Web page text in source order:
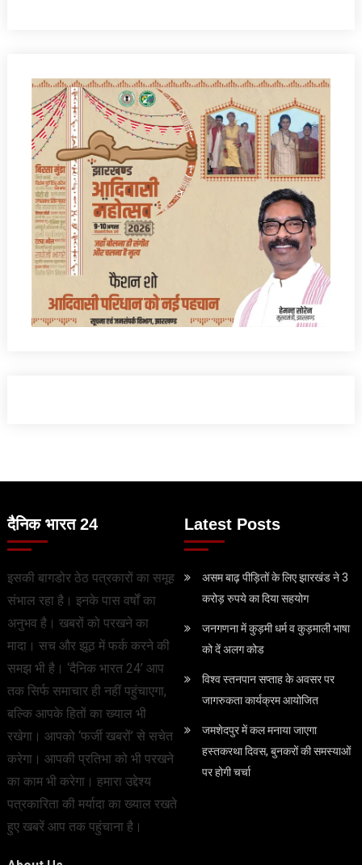
दैनिक भारत 24
इसकी बागडोर ठेठ पत्रकारों का समूह
संभाल रहा है। इनके पास वर्षों का
अनुभव है। खबरों को परखने का
मादा। सच और झूठ में फर्क करने की
समझ भी है। ‘दैनिक भारत 24’ आप
तक सिर्फ समाचार ही नहीं पहुंचाएगा,
बल्कि आपके हितों का ख्याल भी
रखेगा। आपको ‘फर्जी खबरों’ से सचेत
करेगा। आपकी प्रतिभा को भी परखने
का काम भी करेगा। हमारा उद्देश्य
पत्रकारिता की मर्यादा का ख्याल रखते
हुए खबरें आप तक पहुंचाना है।
Latest Posts
असम बाढ़ पीड़ितों के लिए झारखंड ने 3
करोड़ रुपये का दिया सहयोग
जनगणना में कुड़मी धर्म व कुड़माली भाषा
को दें अलग कोड
विश्व स्तनपान सप्ताह के अवसर पर
जागरुकता कार्यक्रम आयोजित
जमशेदपुर में कल मनाया जाएगा
हस्तकरथा दिवस, बुनकरों की समस्याओं
पर होगी चर्चा